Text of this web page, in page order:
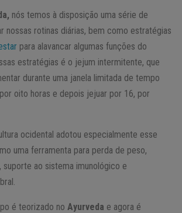
nós temos à disposição uma série de
nossas rotinas diárias, bem como estratégias
para alavancar algumas funções do
estratégias é o jejum intermitente, que
durante uma janela limitada de tempo
oito horas e depois jejuar por 16, por
ocidental adotou especialmente esse
uma ferramenta para perda de peso,
suporte ao sistema imunológico e
é teorizado no Ayurveda e agora é